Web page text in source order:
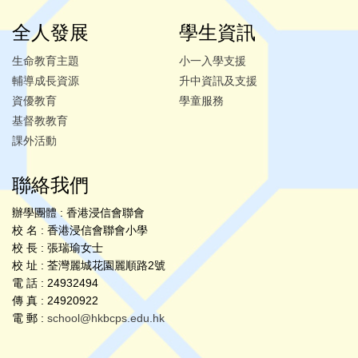
全人發展
生命教育主題
輔導成長資源
資優教育
基督教教育
課外活動
學生資訊
小一入學支援
升中資訊及支援
學童服務
聯絡我們
辦學團體 : 香港浸信會聯會
校 名 : 香港浸信會聯會小學
校 長 : 張瑞瑜女士
校 址 : 荃灣麗城花園麗順路2號
電 話 : 24932494
傳 真 : 24920922
電 郵 : school@hkbcps.edu.hk